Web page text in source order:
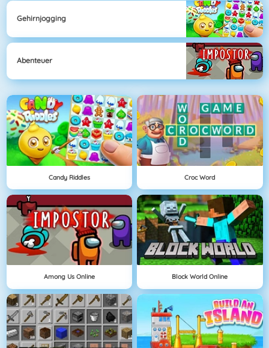
Gehirnjogging
Abenteuer
Candy Riddles Croc Word
Among Us Online Block World Online